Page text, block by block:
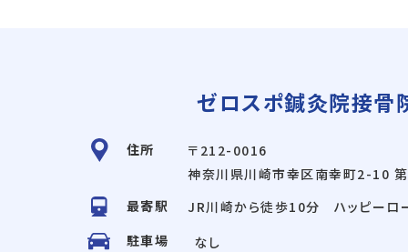
ゼロスポ鍼灸院接骨
住所
〒212-0016
神奈川県川崎市幸区南幸町2-10
最寄駅
JR川崎から徒歩10分 ハッピーロ
駐車場
なし